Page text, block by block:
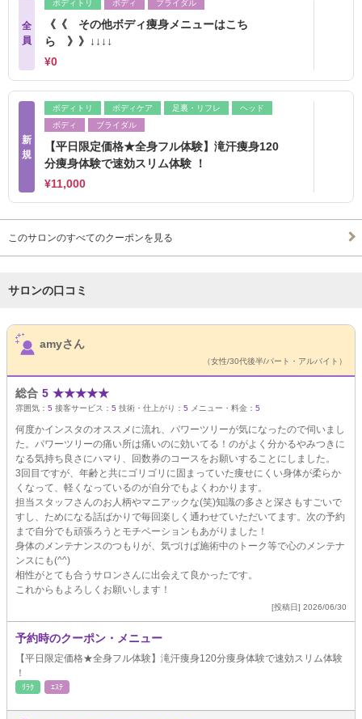
全
員
ボディトリ ボディ ブライダル
《《 その他ボディ痩身メニューはこち
ら 》》↓↓↓↓
¥0
新
規
ボディトリ ボディケア 足裏・リフレ
ヘッド
ボディ
ブライダル
【平日限定価格★全身フル体験】滝汗痩身120
分痩身体験で速効スリム体験 ！
¥11,000
このサロンのすべてのクーポンを見る
サロンの口コミ
サロンPick Up
amyさん
（女性/30代後半/パート・アルバイト）
総合 5 ★★★★★
雰囲気： 5 接客サービス： 5 技術・仕上がり： 5 メニュー・料金： 5
何度かインスタのオススメに流れ、パワーツリーが気になったので伺いまし
た。パワーツリーの痛い所は痛いのに効いてる！のがよく分かるやみつきに
なる気持ち良さにハマり、回数券のコースをお願いすることにしました。
3回目ですが、年齢と共にゴリゴリに固まっていた痩せにくい身体が柔らか
くなって、軽くなっているのが自分でもよくわかります。
担当スタッフさんのお人柄やマニアックな(笑)知識の多さと深さもすごいで
すし、ためになる話ばかりで毎回楽しく通わせていただいてます。次の予約
まで自分でも頑張ろうとモチベーションもあがりました！
身体のメンテナンスのつもりが、気づけば施術中のトーク等で心のメンテナ
ンスにも(^^)
相性がとても合うサロンさんに出会えて良かったです。
これからもよろしくお願いします！
[投稿日] 2026/06/30
予約時のクーポン・メニュー
【平日限定価格★全身フル体験】滝汗痩身120分痩身体験で速効スリム体験
！
ﾘﾗｸ ｴｽﾃ